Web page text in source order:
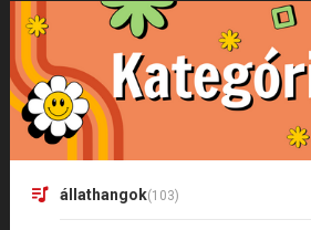
állathangok(103)